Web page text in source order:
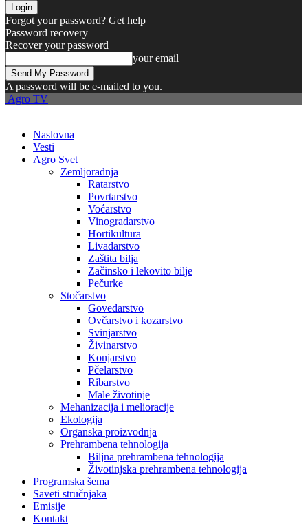
Forgot your password? Get help
Password recovery
Recover your password
your email
A password will be e-mailed to you.
Agro TV
Naslovna
Vesti
Agro Svet
Zemljoradnja
Ratarstvo
Povrtarstvo
Voćarstvo
Vinogradarstvo
Hortikultura
Livadarstvo
Zaštita bilja
Začinsko i lekovito bilje
Pečurke
Stočarstvo
Govedarstvo
Ovčarstvo i kozarstvo
Svinjarstvo
Živinarstvo
Konjarstvo
Pčelarstvo
Ribarstvo
Male životinje
Mehanizacija i melioracije
Ekologija
Organska proizvodnja
Prehrambena tehnologija
Biljna prehrambena tehnologija
Životinjska prehrambena tehnologija
Programska šema
Saveti stručnjaka
Emisije
Kontakt